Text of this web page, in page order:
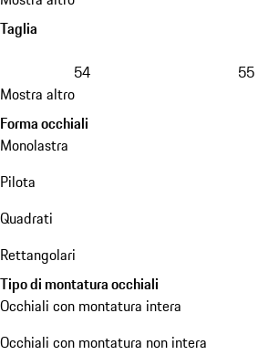
Taglia
54
55
Mostra altro
Forma occhiali
Monolastra
Pilota
Quadrati
Rettangolari
Tipo di montatura occhiali
Occhiali con montatura intera
Occhiali con montatura non intera